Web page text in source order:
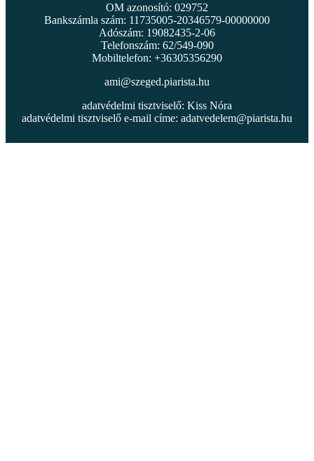
OM azonosító: 029752
Bankszámla szám: 11735005-20346579-00000000
Adószám: 19082435-2-06
Telefonszám: 62/549-090
Mobiltelefon: +36305356290
ami@szeged.piarista.hu
adatvédelmi tisztviselő: Kiss Nóra
adatvédelmi tisztviselő e-mail címe: adatvedelem@piarista.hu